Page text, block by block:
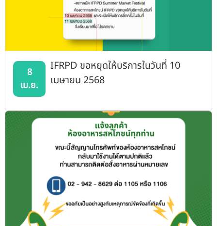
8
เม.ย.
IFRPD ขอหยุดให้บริการในวันที่ 10
เมษายน 2568